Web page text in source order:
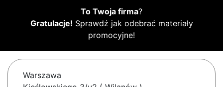
To Twoja firma?
Gratulacje! Sprawdź jak odebrać materiały
promocyjne!
Warszawa